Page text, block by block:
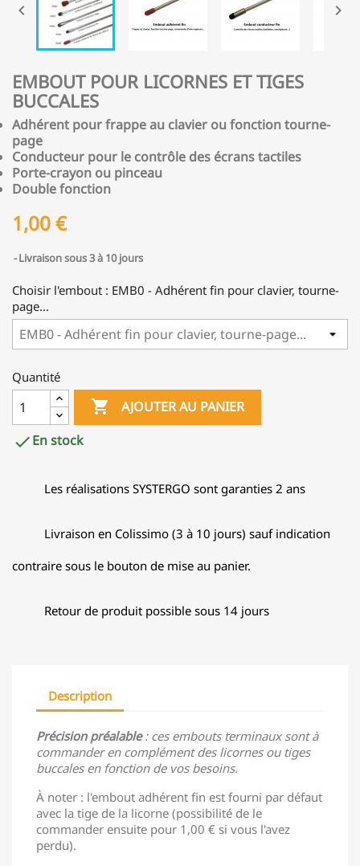
 
EMBOUT POUR LICORNES ET TIGES
BUCCALES
Adhérent pour frappe au clavier ou fonction tourne-
page
Conducteur pour le contrôle des écrans tactiles
Porte-crayon ou pinceau
Double fonction
1,00 €
Livraison sous 3 à 10 jours
Choisir l'embout : EMB0 - Adhérent fin pour clavier, tourne-
page...
Quantité
 AJOUTER AU PANIER
En stock
Les réalisations SYSTERGO sont garanties 2 ans
Livraison en Colissimo (3 à 10 jours) sauf indication
contraire sous le bouton de mise au panier.
Retour de produit possible sous 14 jours
Description
Précision préalable: ces embouts terminaux sont à
commander en complément des licornes ou tiges
buccales en fonction de vos besoins.
À noter : l'embout adhérent fin est fourni par défaut
avec la tige de la licorne (possibilité de le
commander ensuite pour 1,00 € si vous l'avez
perdu).